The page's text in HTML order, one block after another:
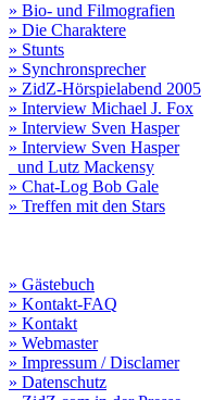
» Bio- und Filmografien
» Die Charaktere
» Stunts
» Synchronsprecher
» ZidZ-Hörspielabend 2005
» Interview Michael J. Fox
» Interview Sven Hasper
» Interview Sven Hasper
und Lutz Mackensy
» Chat-Log Bob Gale
» Treffen mit den Stars
» Gästebuch
» Kontakt-FAQ
» Kontakt
» Webmaster
» Impressum / Disclamer
» Datenschutz